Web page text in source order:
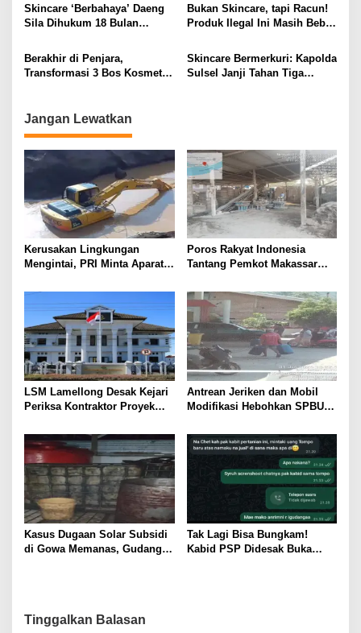
Skincare ‘Berbahaya’ Daeng
Sila Dihukum 18 Bulan
Bukan Skincare, tapi Racun!
Produk Ilegal Ini Masih Bebas
Berakhir di Penjara,
Transformasi 3 Bos Kosmetik
Skincare Bermerkuri: Kapolda
Sulsel Janji Tahan Tiga
Jangan Lewatkan
Kerusakan Lingkungan
Mengintai, PRI Minta Aparat
Gowa
Poros Rakyat Indonesia
Tantang Pemkot Makassar
Paving Block Sekarang
LSM Lamellong Desak Kejari
Periksa Kontraktor Proyek
Antrean Jeriken dan Mobil
Modifikasi Hebohkan SPBU
Solar Kembali Muncul
Kasus Dugaan Solar Subsidi
di Gowa Memanas, Gudang
Tak Lagi Bisa Bungkam!
Kabid PSP Didesak Buka
Tinggalkan Balasan